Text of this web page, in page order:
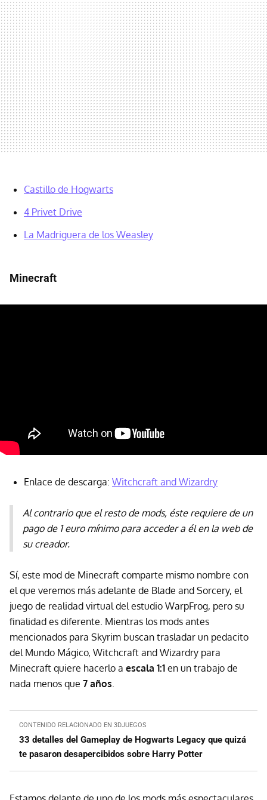
Castillo de Hogwarts
4 Privet Drive
La Madriguera de los Weasley
Minecraft
Enlace de descarga: Witchcraft and Wizardry
Al contrario que el resto de mods, éste requiere de un
pago de 1 euro mínimo para acceder a él en la web de
su creador.
Sí, este mod de Minecraft comparte mismo nombre con
el que veremos más adelante de Blade and Sorcery, el
juego de realidad virtual del estudio WarpFrog, pero su
finalidad es diferente. Mientras los mods antes
mencionados para Skyrim buscan trasladar un pedacito
del Mundo Mágico, Witchcraft and Wizardry para
Minecraft quiere hacerlo a escala 1:1 en un trabajo de
nada menos que 7 años
CONTENIDO RELACIONADO EN 3DJUEGOS
33 detalles del Gameplay de Hogwarts Legacy que quizá
te pasaron desapercibidos sobre Harry Potter